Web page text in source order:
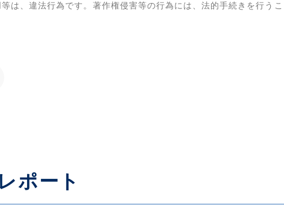
は、違法行為です。著作権侵害等の行為には、法的手続きを行う
ポート